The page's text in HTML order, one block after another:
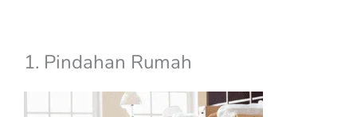
1. Pindahan Rumah